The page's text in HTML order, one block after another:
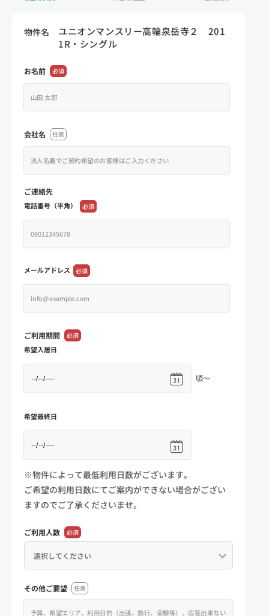
物件名
ユニオンマンスリー高輪泉岳寺２ 201
1R・シングル
お名前 必須
会社名 任意
ご連絡先
電話番号（半角） 必須
メールアドレス 必須
ご利用期間 必須
希望入居日
頃～
希望最終日
※物件によって最低利用日数がございます。
ご希望の利用日数にてご案内ができない場合がござい
ますのでご了承くださいませ。
ご利用人数 必須
その他ご要望 任意